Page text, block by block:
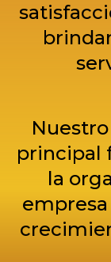
principal
la